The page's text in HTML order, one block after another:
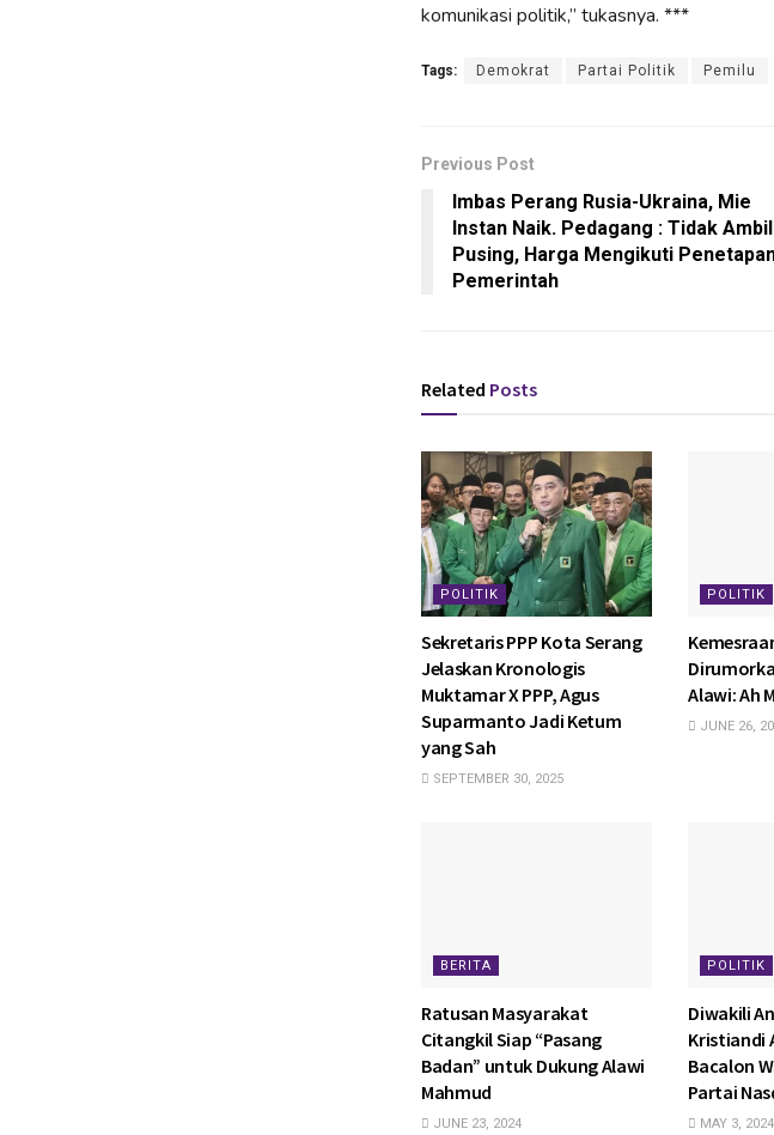
komunikasi politik,” tukasnya. ***
Tags: Demokrat Partai Politik Pemilu
Previous Post
Imbas Perang Rusia-Ukraina, Mie
Instan Naik. Pedagang : Tidak Ambil
Pusing, Harga Mengikuti
Pemerintah
Related Posts
POLITIK
Sekretaris PPP Kota Serang
Jelaskan Kronologis
Muktamar X PPP, Agus
Suparmanto Jadi Ketum
yang Sah
SEPTEMBER 30, 2025
POLITIK
Alawi: Ah
JUNE 26,
BERITA
Ratusan Masyarakat
Citangkil Siap “Pasang
Badan” untuk Dukung Alawi
Mahmud
JUNE 23, 2024
POLITIK
Diwakili
Kristiandi
Bacalon
Partai
MAY 3, 2024